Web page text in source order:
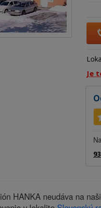
Je
HANKA neudáva na